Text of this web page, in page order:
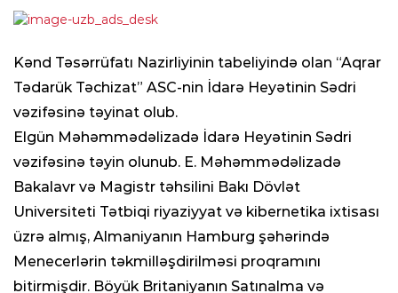
Kənd Təsərrüfatı Nazirliyinin tabeliyində olan “Aqrar
Tədarük Təchizat” ASC-nin İdarə Heyətinin Sədri
vəzifəsinə təyinat olub.
Elgün Məhəmmədəlizadə İdarə Heyətinin Sədri
vəzifəsinə təyin olunub. E. Məhəmmədəlizadə
Bakalavr və Magistr təhsilini Bakı Dövlət
Universiteti Tətbiqi riyaziyyat və kibernetika ixtisası
üzrə almış, Almaniyanın Hamburg şəhərində
Menecerlərin təkmilləşdirilməsi proqramını
bitirmişdir. Böyük Britaniyanın Satınalma və